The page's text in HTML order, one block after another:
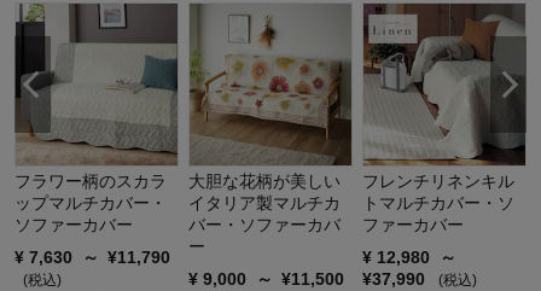
このたびは、不良品をお届けしてしまったとのこと心よりお詫び申し
上げます。 また、お忙しい中、返品のご対応いただき、お手数をおか
けし申し訳ございません。 再発防止の為、メーカーと連携のうえ、よ
り一層検品体制の強化に努めてまいります。 今後もお客様により満足
度の高い商品をお届けできるよう努力をしてまいります。 貴重なご意
見ありがとうございました。
千趣会 担当者
1
フラワー柄のスカラ
ップマルチカバー・
ソファーカバー
¥ 7,630 ～ ¥11,790
(税込)
大胆な花柄が美しい
イタリア製マルチカ
バー・ソファーカバ
ー
¥ 9,000 ～ ¥11,500
フレンチリネンキル
トマルチカバー・ソ
ファーカバー
¥ 12,980
～
¥37,990
(税込)